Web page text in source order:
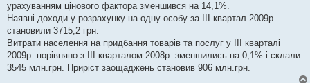
урахуванням цінового фактора зменшився на 14,1%.
Наявні доходи у розрахунку на одну особу за ІІІ квартал 2009р.
становили 3715,2 грн.
Витрати населення на придбання товарів та послуг у ІІІ кварталі
2009р. порівняно з ІІІ кварталом 2008р. зменшились на 0,1% і склали
3545 млн.грн. Приріст заощаджень становив 906 млн.грн.